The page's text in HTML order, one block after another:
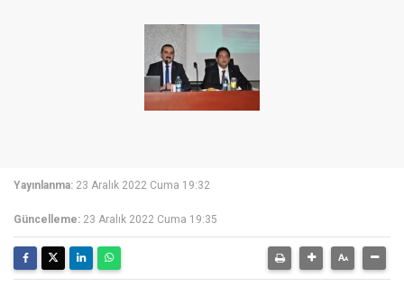
Yayınlanma: 23 Aralık 2022 Cuma 19:32
Güncelleme: 23 Aralık 2022 Cuma 19:35